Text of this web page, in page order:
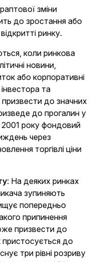
зміни
до зростання або
ринку.
коли ринкова
новини,
або корпоративні
та
до значних
до прогалин у
2001 року фондовий
через
торгівлі ціни
: На деяких ринках
зупиняють
попередньо
припинення
призвести до
пристосується до
три рівні розриву